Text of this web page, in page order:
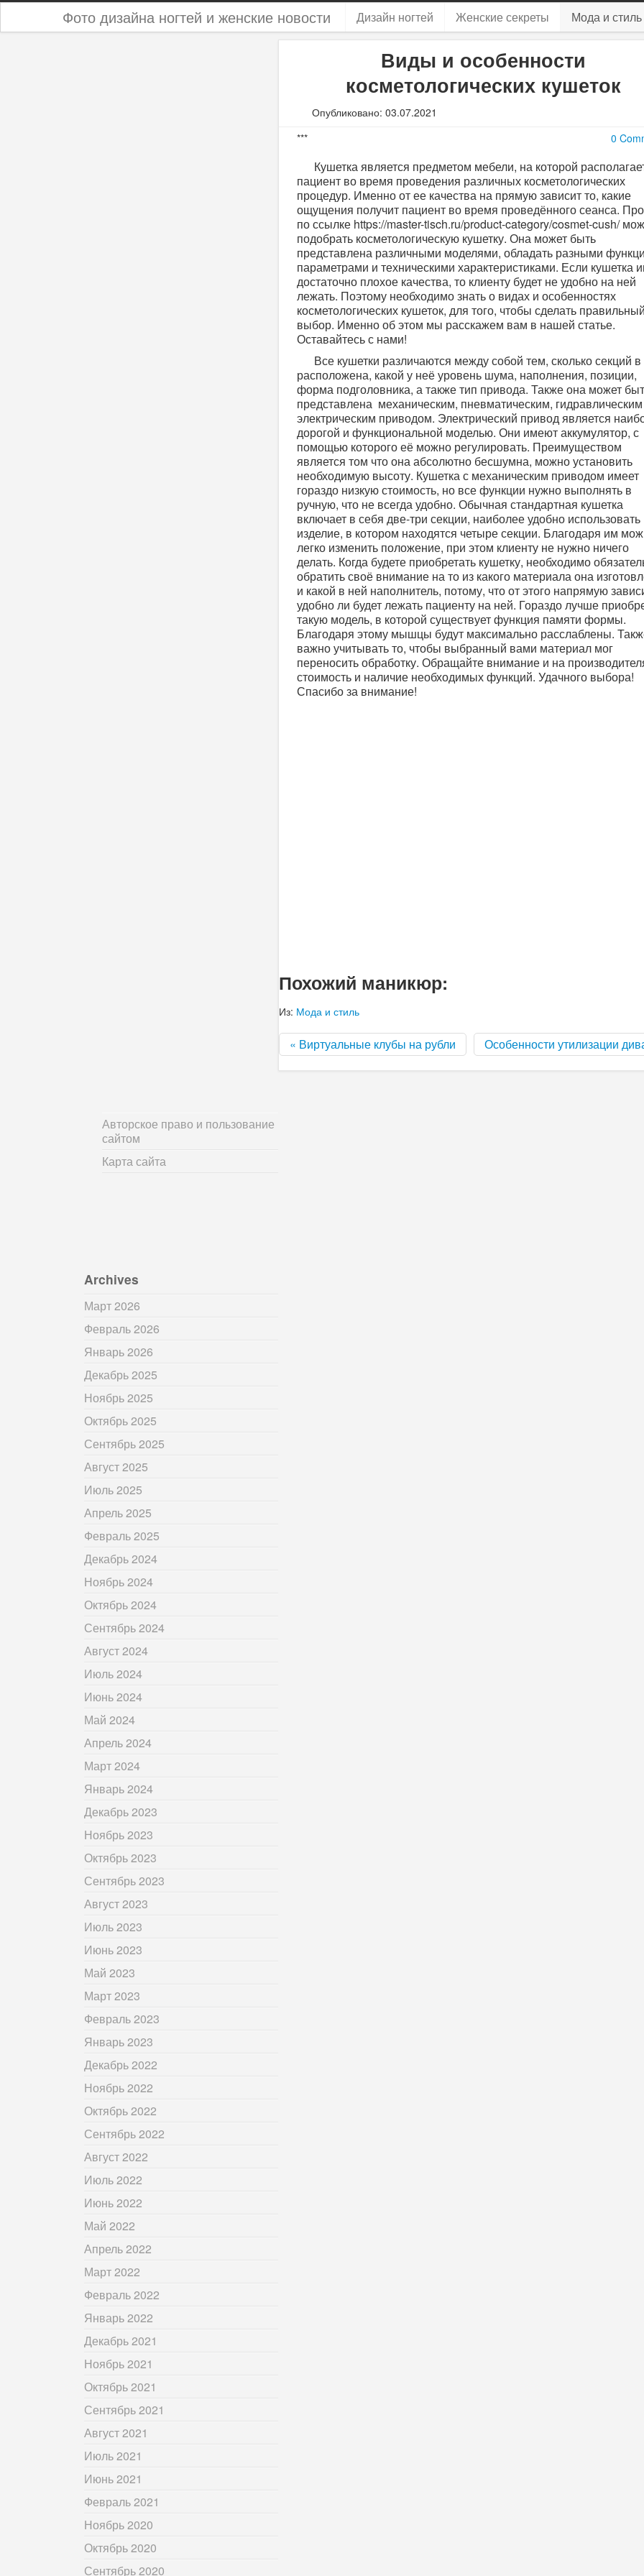
Фото дизайна ногтей и женские новости Дизайн ногтей Женские секреты Мода и стиль
Виды и особенности
косметологических кушеток
Опубликовано: 03.07.2021
0
***
Кушетка является предметом мебели, на которой
пациент во время проведения различных косметологических
процедур. Именно от ее качества на прямую зависит то, какие
ощущения получит пациент во время проведённого сеанса.
по ссылке https://master-tisch.ru/product-category/cosmet-cush/
подобрать косметологическую кушетку. Она может быть
представлена различными моделями, обладать разными
параметрами и техническими характеристиками. Если кушетка
достаточно плохое качества, то клиенту будет не удобно на ней
лежать. Поэтому необходимо знать о видах и особенностях
косметологических кушеток, для того, чтобы сделать
выбор. Именно об этом мы расскажем вам в нашей статье.
Оставайтесь с нами!
Все кушетки различаются между собой тем, сколько секций
расположена, какой у неё уровень шума, наполнения, позиции,
форма подголовника, а также тип привода. Также она может
представлена механическим, пневматическим,
электрическим приводом. Электрический привод является
дорогой и функциональной моделью. Они имеют аккумулятор, с
помощью которого её можно регулировать. Преимуществом
является том что она абсолютно бесшумна, можно установить
необходимую высоту. Кушетка с механическим приводом имеет
гораздо низкую стоимость, но все функции нужно выполнять в
ручную, что не всегда удобно. Обычная стандартная кушетка
включает в себя две-три секции, наиболее удобно использовать
изделие, в котором находятся четыре секции. Благодаря им
легко изменить положение, при этом клиенту не нужно ничего
делать. Когда будете приобретать кушетку, необходимо
обратить своё внимание на то из какого материала она
и какой в ней наполнитель, потому, что от этого напрямую
удобно ли будет лежать пациенту на ней. Гораздо лучше
такую модель, в которой существует функция памяти формы.
Благодаря этому мышцы будут максимально расслаблены.
важно учитывать то, чтобы выбранный вами материал мог
переносить обработку. Обращайте внимание и на
стоимость и наличие необходимых функций. Удачного выбора!
Спасибо за внимание!
Похожий маникюр:
Из: Мода и стиль
« Виртуальные клубы на рубли Особенности утилизации
Авторское право и пользование
сайтом
Карта сайта
Archives
Март 2026
Февраль 2026
Январь 2026
Декабрь 2025
Ноябрь 2025
Октябрь 2025
Сентябрь 2025
Август 2025
Июль 2025
Апрель 2025
Февраль 2025
Декабрь 2024
Ноябрь 2024
Октябрь 2024
Сентябрь 2024
Август 2024
Июль 2024
Июнь 2024
Май 2024
Апрель 2024
Март 2024
Январь 2024
Декабрь 2023
Ноябрь 2023
Октябрь 2023
Сентябрь 2023
Август 2023
Июль 2023
Июнь 2023
Май 2023
Март 2023
Февраль 2023
Январь 2023
Декабрь 2022
Ноябрь 2022
Октябрь 2022
Сентябрь 2022
Август 2022
Июль 2022
Июнь 2022
Май 2022
Апрель 2022
Март 2022
Февраль 2022
Январь 2022
Декабрь 2021
Ноябрь 2021
Октябрь 2021
Сентябрь 2021
Август 2021
Июль 2021
Июнь 2021
Февраль 2021
Ноябрь 2020
Октябрь 2020
Сентябрь 2020